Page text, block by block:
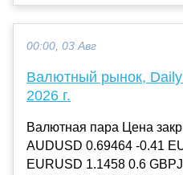
00:00, 03 Авг
Валютный рынок,
2026 г.
Валютная пара Цена
AUDUSD 0.69464 -0.41
EURUSD 1.1458 0.6